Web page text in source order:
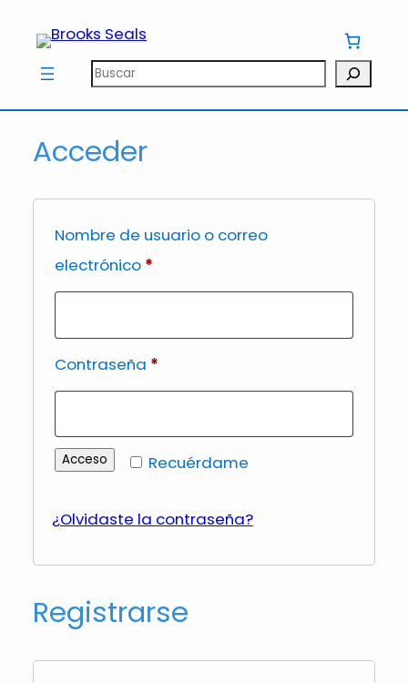
Buscar
Acceder
Nombre de usuario o correo
electrónico *Obligatorio
Contraseña *Obligatorio
Recuérdame
Acceso
¿Olvidaste la contraseña?
Registrarse